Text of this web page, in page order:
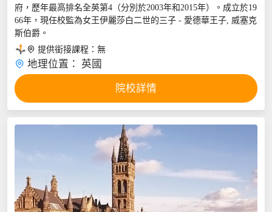
府，歷年最高排名全英第4（分別於2003年和2015年）。成立於19
66年，現任校監為女王伊麗莎白二世的三子 - 愛德華王子, 威塞克
斯伯爵。
 提供銜接課程： 無
 地理位置： 英國
院校詳情